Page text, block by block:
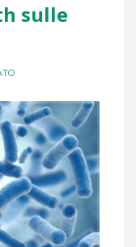
sulle